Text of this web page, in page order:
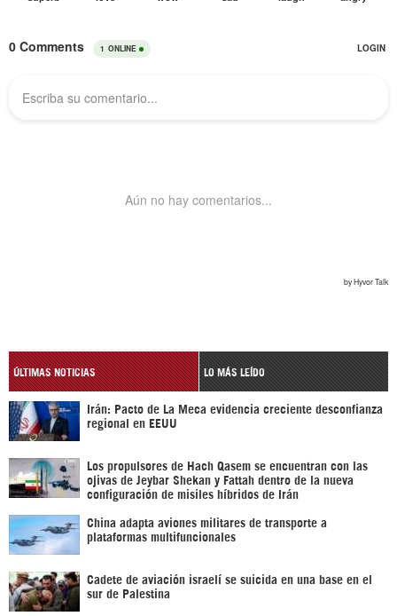
ÚLTIMAS NOTICIAS LO MÁS LEÍDO
Irán: Pacto de La Meca evidencia creciente desconfianza
regional en EEUU
Los propulsores de Hach Qasem se encuentran con las
ojivas de Jeybar Shekan y Fattah dentro de la nueva
configuración de misiles híbridos de Irán
China adapta aviones militares de transporte a
plataformas multifuncionales
Cadete de aviación israelí se suicida en una base en el
sur de Palestina